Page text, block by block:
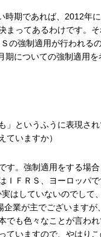
時期であれば、2012年
まってあるわけです。
の強制適用が行われる
期についての強制適用
」というふうに表現さ
ていますか）
す。強制適用をする場
ＩＦＲＳ、ヨーロッパ
はしていないのでして
業が主でございます
でも色々なことが言わ
ていますので、やはり